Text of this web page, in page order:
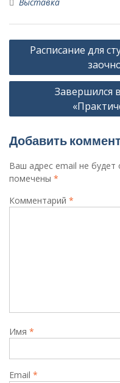
Навигация
записям
Расписание для
Завершился
Добавить
Ваш адрес email не будет
помечены *
Комментарий *
Имя *
Email *